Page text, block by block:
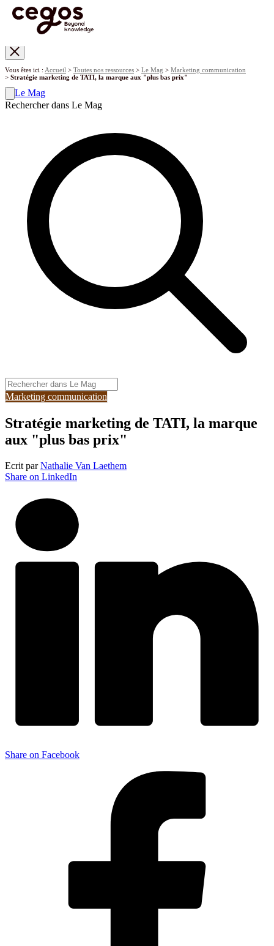
Vous êtes ici : Accueil > Toutes nos ressources > Le Mag > Marketing communication
> Stratégie marketing de TATI, la marque aux "plus bas prix"
Le Mag
Rechercher dans Le Mag
Marketing communication
Stratégie marketing de TATI, la marque
aux "plus bas prix"
Ecrit parNathalie Van Laethem
Share on LinkedIn
Share on Facebook